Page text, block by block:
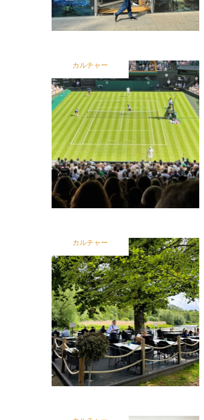
カルチャー
カルチャー